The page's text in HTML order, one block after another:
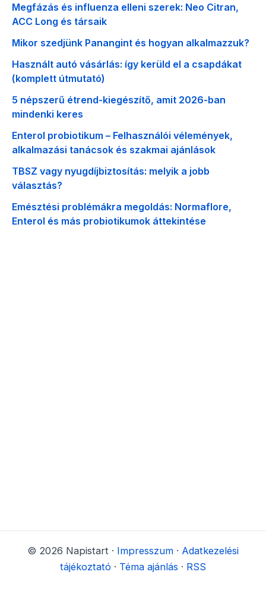
Megfázás és influenza elleni szerek: Neo Citran,
ACC Long és társaik
Mikor szedjünk Panangint és hogyan alkalmazzuk?
Használt autó vásárlás: így kerüld el a csapdákat
(komplett útmutató)
5 népszerű étrend-kiegészítő, amit 2026-ban
mindenki keres
Enterol probiotikum – Felhasználói vélemények,
alkalmazási tanácsok és szakmai ajánlások
TBSZ vagy nyugdíjbiztosítás: melyik a jobb
választás?
Emésztési problémákra megoldás: Normaflore,
Enterol és más probiotikumok áttekintése
© 2026 Napistart · Impresszum · Adatkezelési
tájékoztató · Téma ajánlás · RSS